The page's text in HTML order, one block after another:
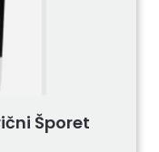
Šporet